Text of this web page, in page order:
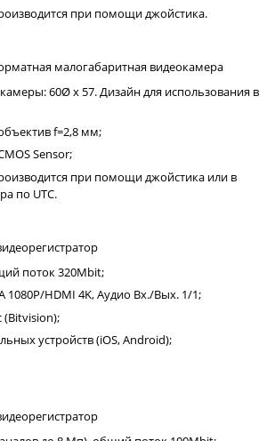
при помощи джойстика.
малогабаритная видеокамера
60Ø х 57. Дизайн для использования в
f=2,8 мм;
Sensor;
при помощи джойстика или в
по UTC.
поток 320Mbit;
1080P/HDMI 4K, Аудио Вх./Вых. 1/1;
устройств (iOS, Android);